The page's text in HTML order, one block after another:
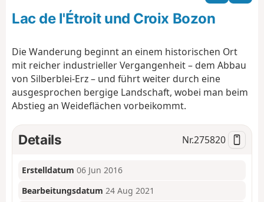
o
n
a
i
Lac de l'Étroit und Croix Bozon
Die Wanderung beginnt an einem historischen Ort
mit reicher industrieller Vergangenheit – dem Abbau
von Silberblei-Erz – und führt weiter durch eine
ausgesprochen bergige Landschaft, wobei man beim
Abstieg an Weideflächen vorbeikommt.
Details Nr.275820
Erstelldatum 06 Jun 2016
Bearbeitungsdatum 24 Aug 2021